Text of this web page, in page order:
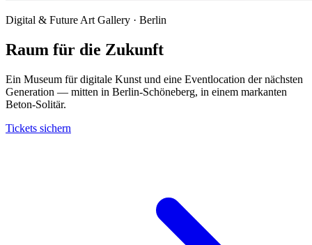
Digital & Future Art Gallery · Berlin
Raum für die Zukunft
Ein Museum für digitale Kunst und eine Eventlocation der nächsten
Generation — mitten in Berlin-Schöneberg, in einem markanten
Beton-Solitär.
Tickets sichern